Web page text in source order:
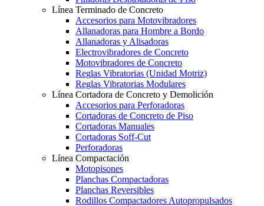
Línea Terminado de Concreto
Accesorios para Motovibradores
Allanadoras para Hombre a Bordo
Allanadoras y Alisadoras
Electrovibradores de Concreto
Motovibradores de Concreto
Reglas Vibratorias (Unidad Motriz)
Reglas Vibratorias Modulares
Línea Cortadora de Concreto y Demolición
Accesorios para Perforadoras
Cortadoras de Concreto de Piso
Cortadoras Manuales
Cortadoras Soff-Cut
Perforadoras
Línea Compactación
Motopisones
Planchas Compactadoras
Planchas Reversibles
Rodillos Compactadores Autopropulsados